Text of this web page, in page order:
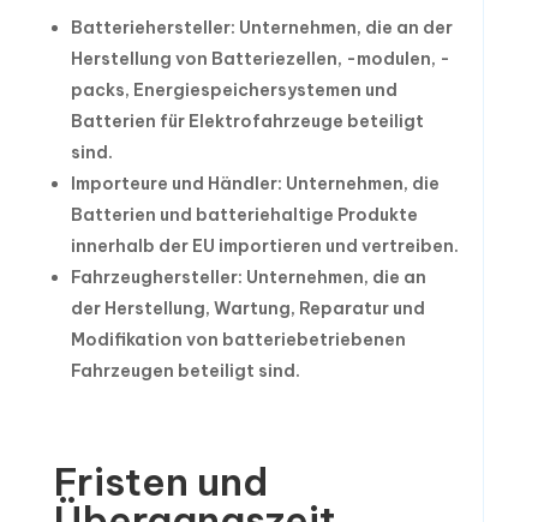
Batteriehersteller: Unternehmen, die an der
Herstellung von Batteriezellen, -modulen, -
packs, Energiespeichersystemen und
Batterien für Elektrofahrzeuge beteiligt
sind.
Importeure und Händler: Unternehmen, die
Batterien und batteriehaltige Produkte
innerhalb der EU importieren und vertreiben.
Fahrzeughersteller: Unternehmen, die an
der Herstellung, Wartung, Reparatur und
Modifikation von batteriebetriebenen
Fahrzeugen beteiligt sind.
Fristen und